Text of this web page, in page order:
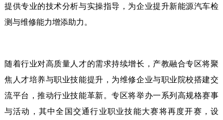
提供专业的技术分析与实操指导，为企业提升新能源汽车检
测与维修能力增添助力。
随着行业对高质量人才的需求持续增长，产教融合专区将聚
焦人才培养与职业技能提升，为维修企业与职业院校搭建交
流平台，推动行业技能革新。专区将举办一系列高规格赛事
与活动，其中全国交通行业职业技能大赛将再度开赛，设